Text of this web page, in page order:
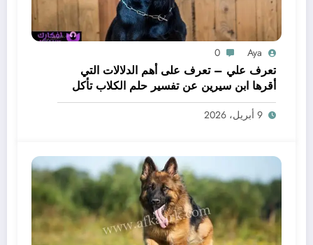
Aya
0
تعرف علي – تعرف على أهم الدلالات التي
أقرها ابن سيرين عن تفسير حلم الكلاب تأكل
لحم – بالتفصيل
9 أبريل، 2026